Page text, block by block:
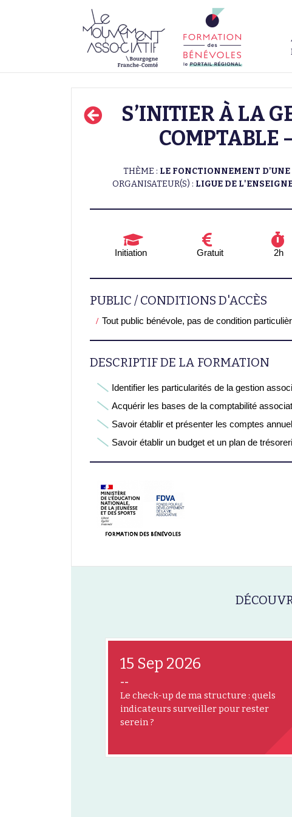
S’INITIER À LA
COMPTABLE
THÈME : LE FONCTIONNEMENT
ORGANISATEUR(S) : LIGUE DE
Initiation Gratuit 2h
PUBLIC / CONDITIONS D'ACCÈS
Tout public bénévole, pas de condition
DESCRIPTIF DE LA FORMATION
Identifier les particularités de la gestion
Acquérir les bases de la comptabilité
Savoir établir et présenter les comptes
Savoir établir un budget et un plan de
15 Sep 2026
--
Le check-up de ma structure : quels
indicateurs surveiller pour rester
serein ?